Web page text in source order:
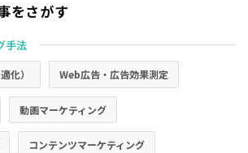
をさがす
手法
化） Web広告・広告効果測定
動画マーケティング
コンテンツマーケティング